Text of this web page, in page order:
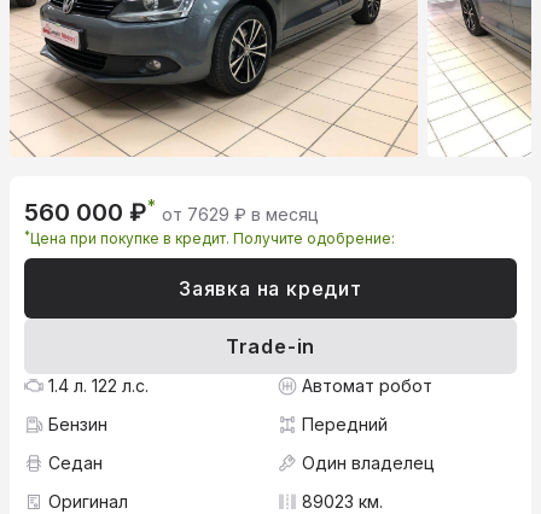
560 000 ₽* от 7629 ₽ в месяц
*Цена при покупке в кредит. Получите одобрение:
Заявка на кредит
Trade-in
1.4 л. 122 л.с.
Автомат робот
Бензин
Передний
Седан
Один владелец
Оригинал
89023 км.